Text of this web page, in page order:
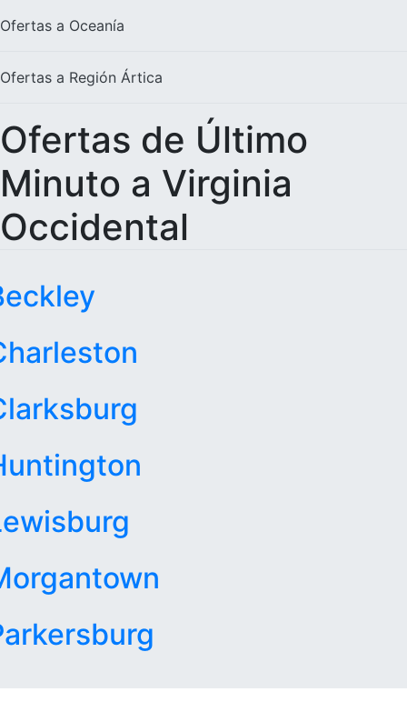
Ofertas a Oceanía
Ofertas a Región Ártica
Ofertas de Último
Minuto a Virginia
Occidental